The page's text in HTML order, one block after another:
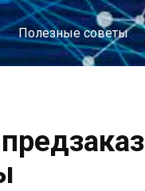
Полезные советы